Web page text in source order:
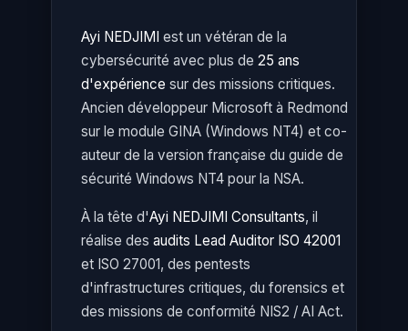
Ayi NEDJIMI est un vétéran de la
cybersécurité avec plus de 25 ans
d'expérience sur des missions critiques.
Ancien développeur Microsoft à Redmond
sur le module GINA (Windows NT4) et co-
auteur de la version française du guide de
sécurité Windows NT4 pour la NSA.
À la tête d'Ayi NEDJIMI Consultants, il
réalise des audits Lead Auditor ISO 42001
et ISO 27001, des pentests
d'infrastructures critiques, du forensics et
des missions de conformité NIS2 / AI Act.